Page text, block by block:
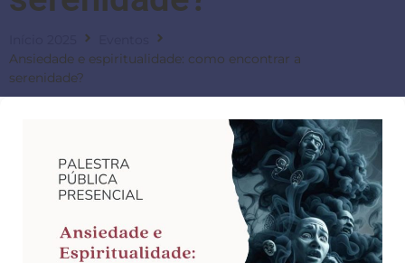
Ansiedade e espiritualidade: como encontrar a
serenidade?